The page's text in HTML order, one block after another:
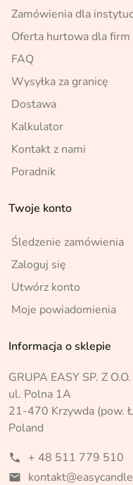
Zamówienia dla
Oferta hurtowa dla firm
FAQ
Wysyłka za granicę
Dostawa
Kalkulator
Kontakt z nami
Poradnik
Twoje konto
Śledzenie zamówienia
Zaloguj się
Utwórz konto
Moje powiadomienia
Informacja o sklepie
GRUPA EASY SP. Z O.O.
ul. Polna 1A
21-470 Krzywda (pow.
Poland
phone + 48 511 779 510
mail